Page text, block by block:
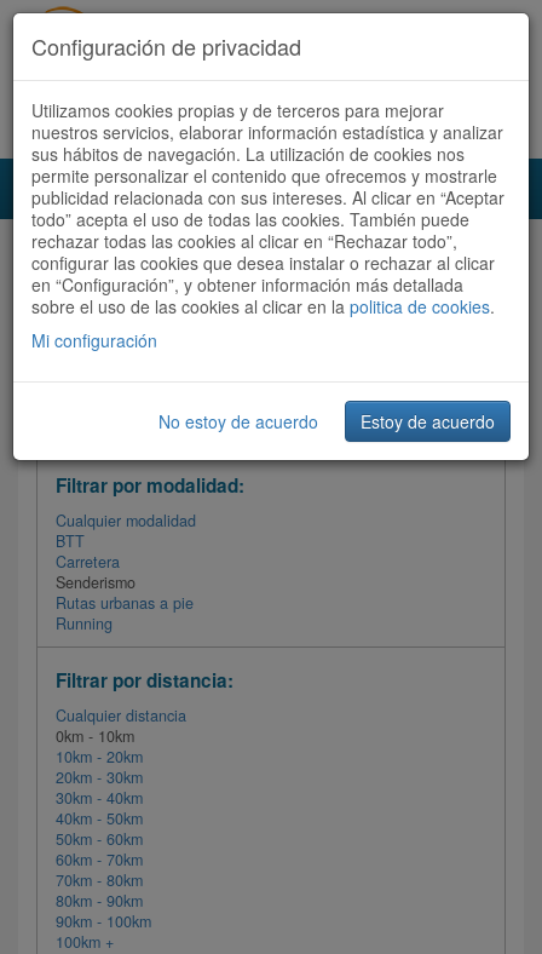
Acceder Registrate ahora Español | Català
Audioruta Todas las rutas
Todas las rutas Ordenar por:Más recientes
Filtrar las rutas
Filtrar por modalidad:
Cualquier modalidad
BTT
Carretera
Senderismo
Rutas urbanas a pie
Running
Filtrar por distancia:
Cualquier distancia
0km - 10km
10km - 20km
20km - 30km
30km - 40km
40km - 50km
50km - 60km
60km - 70km
70km - 80km
80km - 90km
90km - 100km
100km +
Configuración de privacidad
Utilizamos cookies propias y de terceros para mejorar
nuestros servicios, elaborar información estadística y analizar
sus hábitos de navegación. La utilización de cookies nos
permite personalizar el contenido que ofrecemos y mostrarle
publicidad relacionada con sus intereses. Al clicar en “Aceptar
todo” acepta el uso de todas las cookies. También puede
rechazar todas las cookies al clicar en “Rechazar todo”,
configurar las cookies que desea instalar o rechazar al clicar
en “Configuración”, y obtener información más detallada
sobre el uso de las cookies al clicar en la politica de cookies.
Mi configuración
No estoy de acuerdo Estoy de acuerdo